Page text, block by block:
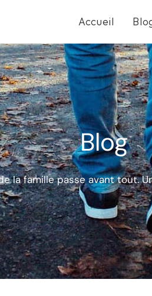
Accueil
Blog
la famille passe avant tout.